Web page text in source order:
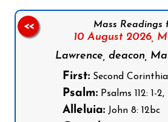
Mass Readings
10 August 2026,
Lawrence, deacon,
First: Second
Psalm: Psalms 112: 1-
Alleluia: John 8: 12bc
<<